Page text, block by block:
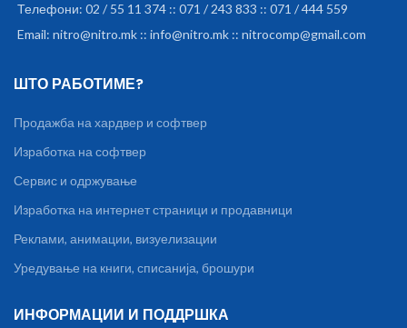
Телефони: 02 / 55 11 374 :: 071 / 243 833 :: 071 / 444 559
Email: nitro@nitro.mk :: info@nitro.mk :: nitrocomp@gmail.com
ШТО РАБОТИМЕ?
Продажба на хардвер и софтвер
Изработка на софтвер
Сервис и одржување
Изработка на интернет страници и продавници
Реклами, анимации, визуелизации
Уредување на книги, списанија, брошури
ИНФОРМАЦИИ И ПОДДРШКА